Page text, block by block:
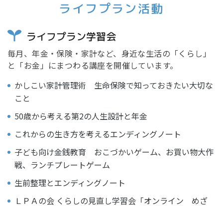
ライフプラン活動
ライフプラン学習会
毎月、年金・保険・家計など、身近な生活の「くらし」
と「お金」にまつわる講座を開催しています。
かしこい家計管理術 生命保険で知っておきたい大切な
こと
50歳から考える第2の人生設計と年金
これからの生き方を考えるエンディングノート
子ども向け金銭教育 おこづかいゲーム、お買い物大作
戦、ランチプレートゲーム
生前整理とエンディングノート
ＬＰＡの会 くらしの見直し学習会「オンライン めざ